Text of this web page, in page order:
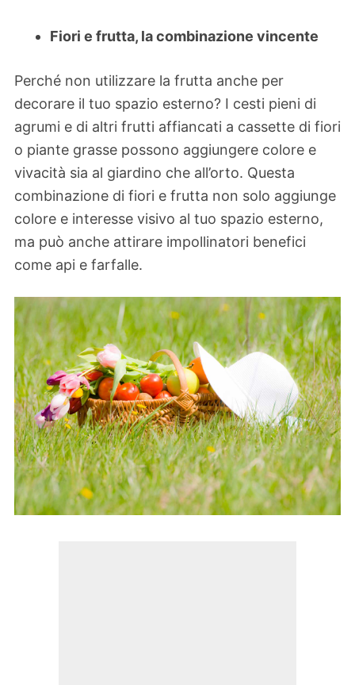
Fiori e frutta, la combinazione vincente
Perché non utilizzare la frutta anche per
decorare il tuo spazio esterno? I cesti pieni di
agrumi e di altri frutti affiancati a cassette di fiori
o piante grasse possono aggiungere colore e
vivacità sia al giardino che all’orto. Questa
combinazione di fiori e frutta non solo aggiunge
colore e interesse visivo al tuo spazio esterno,
ma può anche attirare impollinatori benefici
come api e farfalle.